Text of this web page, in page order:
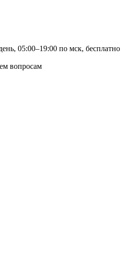
05:00–19:00 по мск, бесплатно
вопросам